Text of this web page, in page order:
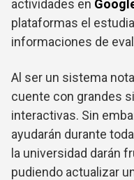
actividades en
plataformas el
informaciones de
Al ser un sistema
cuente con grandes
interactivas. Sin
ayudarán durante
la universidad darán
pudiendo actualizar